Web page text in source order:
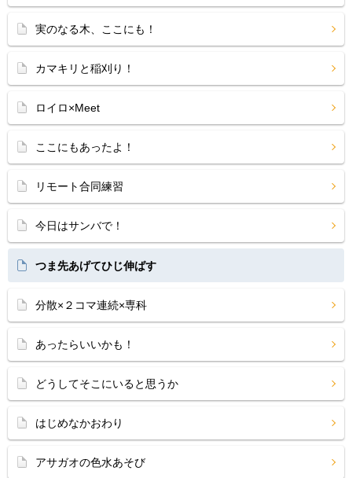
実のなる木、ここにも！
カマキリと稲刈り！
ロイロ×Meet
ここにもあったよ！
リモート合同練習
今日はサンバで！
つま先あげてひじ伸ばす
分散×２コマ連続×専科
あったらいいかも！
どうしてそこにいると思うか
はじめなかおわり
アサガオの色水あそび